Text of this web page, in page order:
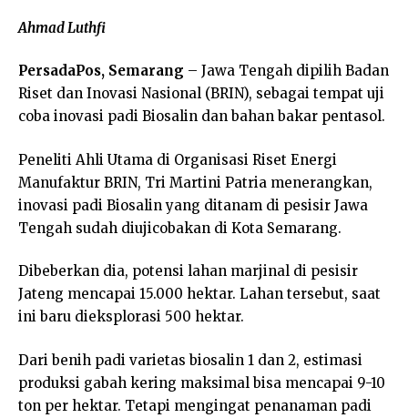
Ahmad Luthfi
PersadaPos, Semarang – Jawa Tengah dipilih Badan
Riset dan Inovasi Nasional (BRIN), sebagai tempat uji
coba inovasi padi Biosalin dan bahan bakar pentasol.
Peneliti Ahli Utama di Organisasi Riset Energi
Manufaktur BRIN, Tri Martini Patria menerangkan,
inovasi padi Biosalin yang ditanam di pesisir Jawa
Tengah sudah diujicobakan di Kota Semarang.
Dibeberkan dia, potensi lahan marjinal di pesisir
Jateng mencapai 15.000 hektar. Lahan tersebut, saat
ini baru dieksplorasi 500 hektar.
Dari benih padi varietas biosalin 1 dan 2, estimasi
produksi gabah kering maksimal bisa mencapai 9-10
ton per hektar. Tetapi mengingat penanaman padi